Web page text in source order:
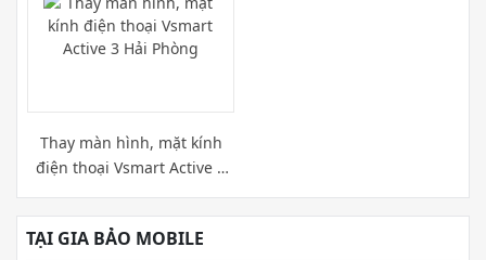
Thay màn hình, mặt kính
điện thoại Vsmart Active 3
TẠI GIA BẢO MOBILE